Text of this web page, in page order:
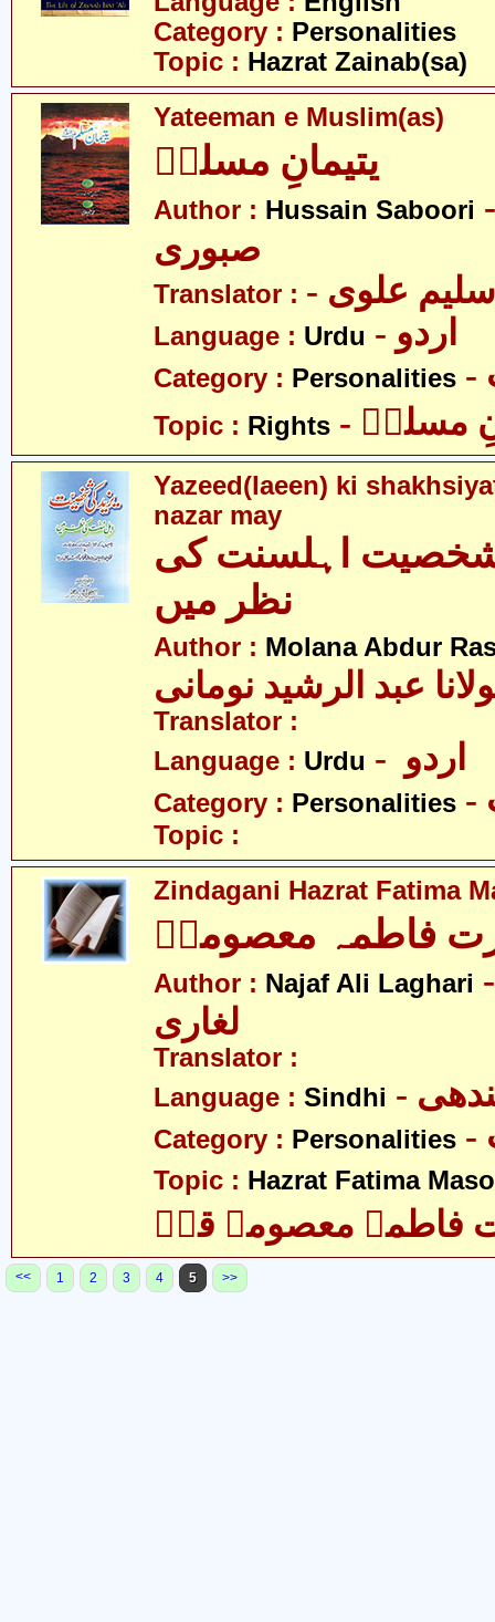
Category : Personalities
Topic : Hazrat Zainab(sa)
Yateeman e Muslim(as)
یتیمانِ مسلمؑ
Author : Hussain Saboori
صبوری
Translator : سلیم علوی
Language : Urdu - اردو
Category : Personalities
Topic : Rights مسلمؑ
Yazeed(laeen) ki
nazar may
شخصیت اہلسنت کی
نظر میں
Author : Molana Abdur
عبد الرشید نومانی
Translator :
Language : Urdu
Category : Personalities
Topic :
Zindagani Hazrat Fatima
فاطمہ معصومہؑ
Author : Najaf Ali Laghari
لغاری
Translator :
Language : Sindhi
Category : Personalities
Topic : Hazrat Fatima
فاطمہ معصومہ قمؑ
<< 1 2 3 4 5 >>